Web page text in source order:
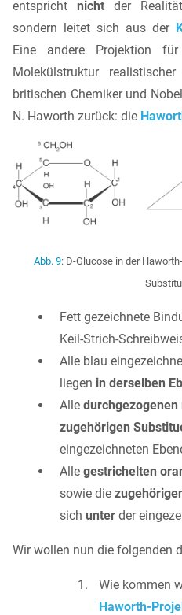
entsprichtnicht der
sondern leitet sich aus der
Eine andere Projektion
Molekülstruktur
britischen Chemiker und
N. Haworth zurück: die
Abb. 9: D-Glucose in der
Fett gezeichnete
Keil-Strich-
Alle blau
liegen in derselben
Alle durchgezogenen
zugehörigen
eingezeichneten
Alle gestrichelten
sowie die
sich unter der
Wir wollen nun die folgenden
Wie kommen
Haworth-